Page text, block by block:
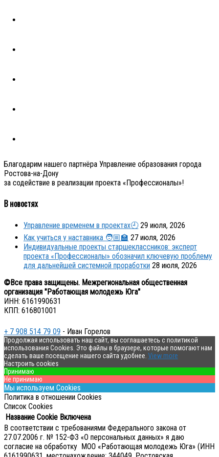
Благодарим нашего партнёра Управление образования города
Ростова-на-Дону
за содействие в реализации проекта «Профессионалы»!
В новостях
Управление временем в проектах🕘 29 июля, 2026
Как учиться у наставника 🧑🏼‍🏫 27 июля, 2026
Индивидуальные проекты старшеклассников: эксперт
проекта «Профессионалы» обозначил ключевую проблему
для дальнейшей системной проработки 28 июля, 2026
©Все права защищены. Межрегиональная общественная
организация "Работающая молодежь Юга"
ИНН: 6161990631
КПП: 616801001
+ 7 908 514 79 09 - Иван Горелов
Продолжая использовать наш сайт, вы соглашаетесь с политикой
использования Cookies. Это файлы в браузере, которые помогают нам
сделать ваше посещение нашего сайта удобнее. View more
Настроить cookies
Принимаю
Не принимаю
Мы используем Cookies
Политика в отношении Cookies
Список Cookies
Название Cookie Включена
В соответствии с требованиями Федерального закона от
27.07.2006 г. № 152-ФЗ «О персональных данных» я даю
согласие на обработку МОО «Работающая молодежь Юга» (ИНН